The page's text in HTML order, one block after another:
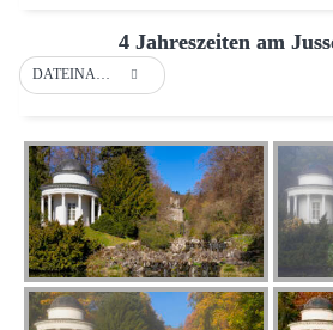
4 Jahreszeiten am
DATEINAME